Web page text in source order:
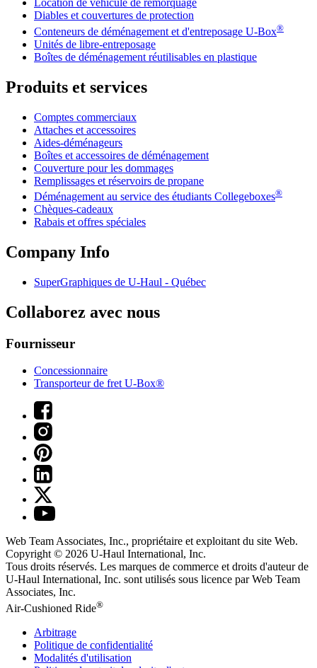
Location de véhicule de remorquage
Diables et couvertures de protection
Conteneurs de déménagement et d'entreposage U-Box®
Unités de libre-entreposage
Boîtes de déménagement réutilisables en plastique
Produits et services
Comptes commerciaux
Attaches et accessoires
Aides-déménageurs
Boîtes et accessoires de déménagement
Couverture pour les dommages
Remplissages et réservoirs de propane
Déménagement au service des étudiants Collegeboxes®
Chèques-cadeaux
Rabais et offres spéciales
Company Info
SuperGraphiques de U-Haul - Québec
Collaborez avec nous
Fournisseur
Concessionnaire
Transporteur de fret U-Box®
Web Team Associates, Inc., propriétaire et exploitant du site Web.
Copyright © 2026 U-Haul International, Inc.
Tous droits réservés. Les marques de commerce et droits d'auteur de
U-Haul International, Inc. sont utilisés sous licence par Web Team
Associates, Inc.
Air-Cushioned Ride®
Arbitrage
Politique de confidentialité
Modalités d'utilisation